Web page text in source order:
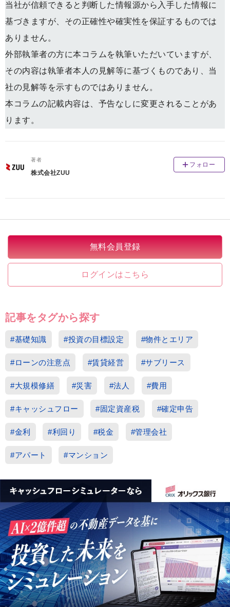
当社が信頼できると判断した情報源から入手した情報に
基づきますが、その正確性や確実性を保証するものでは
ありません。
外部執筆者の方に本コラムを執筆いただいていますが、
その内容は執筆者本人の見解等に基づくものであり、当
社の見解等を示すものではありません。
本コラムの記載内容は、予告なしに変更されることがあ
ります。
著者
株式会社ZUU
フォロー
無料会員登録
ログインはこちら
記事をタグから探す
#基礎知識 #投資の目標設定 #物件とエリア
#ローンの注意点 #賃貸経営 #サブリース
#大規模修繕 #災害 #法人 #費用
#キャッシュフロー #固定資産税 #確定申告
#金利 #利回り #税金 #管理会社
#アパート #マンション